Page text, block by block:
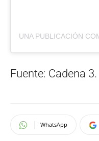
Fuente: Cadena 3.
WhatsApp